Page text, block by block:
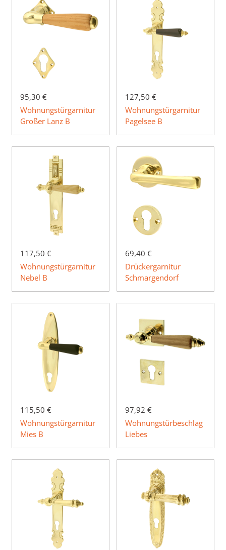
95,30 €
Wohnungstürgarnitur
Großer Lanz B
127,50 €
Wohnungstürgarnitur
Pagelsee B
117,50 €
Wohnungstürgarnitur
Nebel B
69,40 €
Drückergarnitur
Schmargendorf
115,50 €
Wohnungstürgarnitur
Mies B
97,92 €
Wohnungstürbeschlag
Liebes